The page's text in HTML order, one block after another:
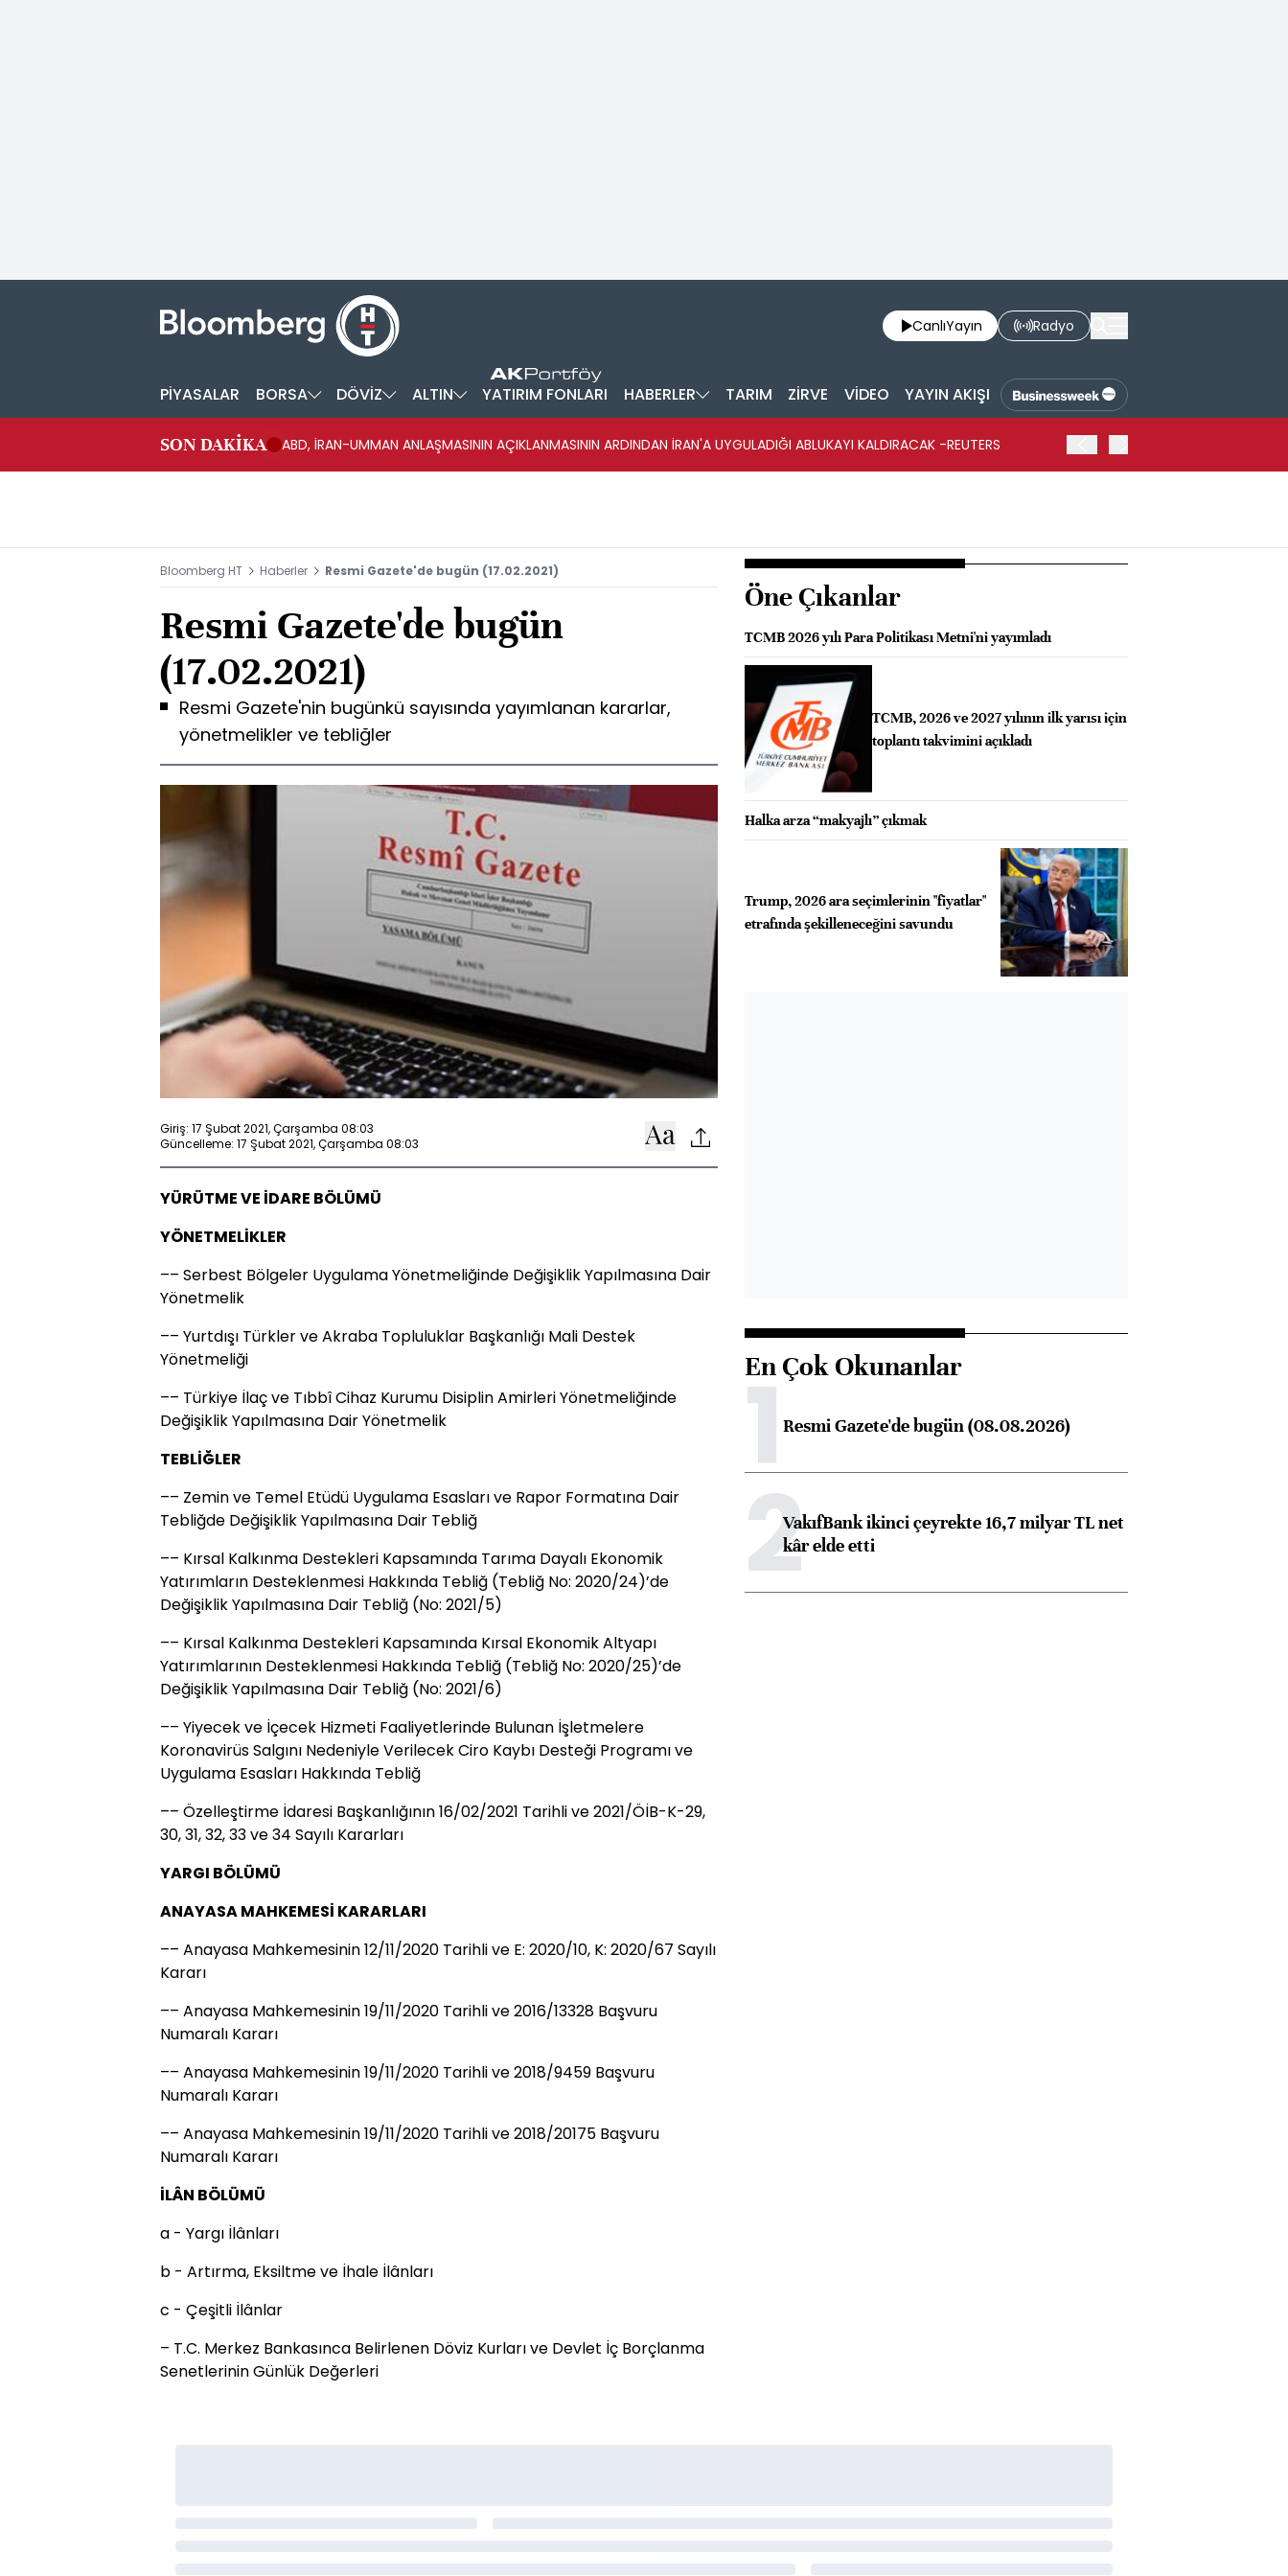
CanlıYayın Radyo
PİYASALAR BORSA DÖVİZ ALTIN YATIRIM FONLARI HABERLER TARIM ZİRVE VİDEO YAYIN AKIŞI
SON DAKİKA ABD, İRAN-UMMAN ANLAŞMASININ AÇIKLANMASININ ARDINDAN İRAN'A UYGULADIĞI ABLUKAYI KALDIRACAK -REUTERS
Bloomberg HT Haberler Resmi Gazete'de bugün (17.02.2021)
Resmi Gazete'de bugün
(17.02.2021)
Resmi Gazete'nin bugünkü sayısında yayımlanan kararlar,
yönetmelikler ve tebliğler
Giriş: 17 Şubat 2021, Çarşamba 08:03
Güncelleme: 17 Şubat 2021, Çarşamba 08:03
YÜRÜTME VE İDARE BÖLÜMÜ
YÖNETMELİKLER
–– Serbest Bölgeler Uygulama Yönetmeliğinde Değişiklik Yapılmasına Dair
Yönetmelik
–– Yurtdışı Türkler ve Akraba Topluluklar Başkanlığı Mali Destek
Yönetmeliği
–– Türkiye İlaç ve Tıbbî Cihaz Kurumu Disiplin Amirleri Yönetmeliğinde
Değişiklik Yapılmasına Dair Yönetmelik
TEBLİĞLER
–– Zemin ve Temel Etüdü Uygulama Esasları ve Rapor Formatına Dair
Tebliğde Değişiklik Yapılmasına Dair Tebliğ
–– Kırsal Kalkınma Destekleri Kapsamında Tarıma Dayalı Ekonomik
Yatırımların Desteklenmesi Hakkında Tebliğ (Tebliğ No: 2020/24)’de
Değişiklik Yapılmasına Dair Tebliğ (No: 2021/5)
–– Kırsal Kalkınma Destekleri Kapsamında Kırsal Ekonomik Altyapı
Yatırımlarının Desteklenmesi Hakkında Tebliğ (Tebliğ No: 2020/25)’de
Değişiklik Yapılmasına Dair Tebliğ (No: 2021/6)
–– Yiyecek ve İçecek Hizmeti Faaliyetlerinde Bulunan İşletmelere
Koronavirüs Salgını Nedeniyle Verilecek Ciro Kaybı Desteği Programı ve
Uygulama Esasları Hakkında Tebliğ
–– Özelleştirme İdaresi Başkanlığının 16/02/2021 Tarihli ve 2021/ÖİB-K-29,
30, 31, 32, 33 ve 34 Sayılı Kararları
YARGI BÖLÜMÜ
ANAYASA MAHKEMESİ KARARLARI
–– Anayasa Mahkemesinin 12/11/2020 Tarihli ve E: 2020/10, K: 2020/67 Sayılı
Kararı
–– Anayasa Mahkemesinin 19/11/2020 Tarihli ve 2016/13328 Başvuru
Numaralı Kararı
–– Anayasa Mahkemesinin 19/11/2020 Tarihli ve 2018/9459 Başvuru
Numaralı Kararı
–– Anayasa Mahkemesinin 19/11/2020 Tarihli ve 2018/20175 Başvuru
Numaralı Kararı
İLÂN BÖLÜMÜ
a - Yargı İlânları
b - Artırma, Eksiltme ve İhale İlânları
c - Çeşitli İlânlar
– T.C. Merkez Bankasınca Belirlenen Döviz Kurları ve Devlet İç Borçlanma
Senetlerinin Günlük Değerleri
Öne Çıkanlar
TCMB 2026 yılı Para Politikası Metni'ni yayımladı
TCMB, 2026 ve 2027 yılının ilk yarısı için
toplantı takvimini açıkladı
Halka arza “makyajlı” çıkmak
Trump, 2026 ara seçimlerinin "fiyatlar"
etrafında şekilleneceğini savundu
En Çok Okunanlar
1Resmi Gazete'de bugün (08.08.2026)
2VakıfBank ikinci çeyrekte 16,7 milyar TL net
kâr elde etti